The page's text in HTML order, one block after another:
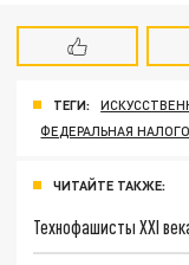
ТЕГИ:
ФЕДЕРАЛЬНАЯ
ЧИТАЙТЕ ТАКЖЕ:
Технофашисты XXI